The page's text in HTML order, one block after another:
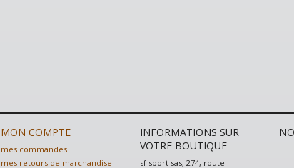
MON COMPTE
mes commandes
mes retours de marchandise
INFORMATIONS SUR
VOTRE BOUTIQUE
sf sport sas, 274, route